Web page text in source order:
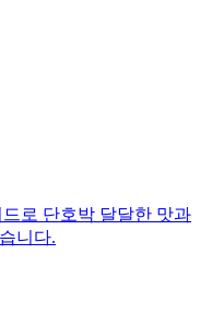
로 단호박 달달한 맛과
니다.